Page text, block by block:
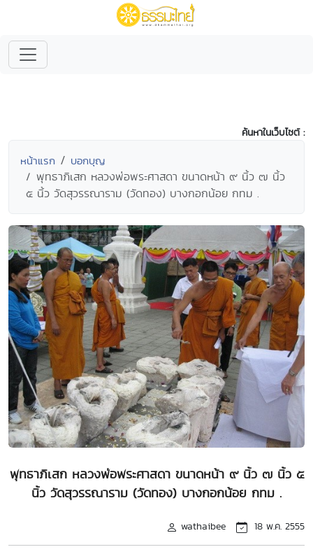
ค้นหาในเว็บไซต์ :
หน้าแรก บอกบุญ
พุทธาภิเสก หลวงพ่อพระศาสดา ขนาดหน้า ๙ นิ้ว ๗ นิ้ว
๕ นิ้ว วัดสุวรรณาราม (วัดทอง) บางกอกน้อย กทม .
พุทธาภิเสก หลวงพ่อพระศาสดา ขนาดหน้า ๙ นิ้ว ๗ นิ้ว ๕
นิ้ว วัดสุวรรณาราม (วัดทอง) บางกอกน้อย กทม .
wathaibee 18 พ.ค. 2555